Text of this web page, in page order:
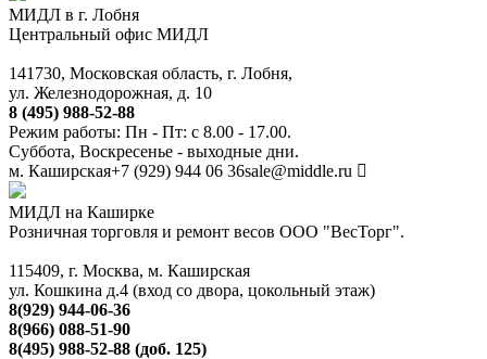
МИДЛ в г. Лобня
Центральный офис МИДЛ
141730, Московская область, г. Лобня,
ул. Железнодорожная, д. 10
8 (495) 988-52-88
Режим работы: Пн - Пт: с 8.00 - 17.00.
Суббота, Воскресенье - выходные дни.
м. Каширская+7 (929) 944 06 36sale@middle.ru
МИДЛ на Каширке
Розничная торговля и ремонт весов ООО "ВесТорг".
115409, г. Москва, м. Каширская
ул. Кошкина д.4 (вход со двора, цокольный этаж)
8(929) 944-06-36
8(966) 088-51-90
8(495) 988-52-88 (доб. 125)